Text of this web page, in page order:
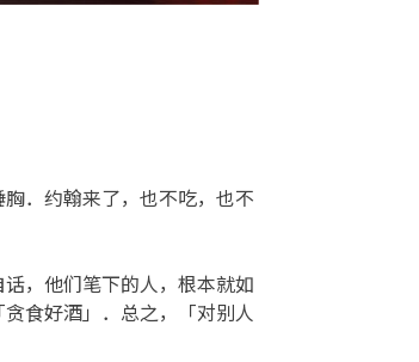
．约翰来了，也不吃，也不
，他们笔下的人，根本就如
食好酒」．总之，「对别人